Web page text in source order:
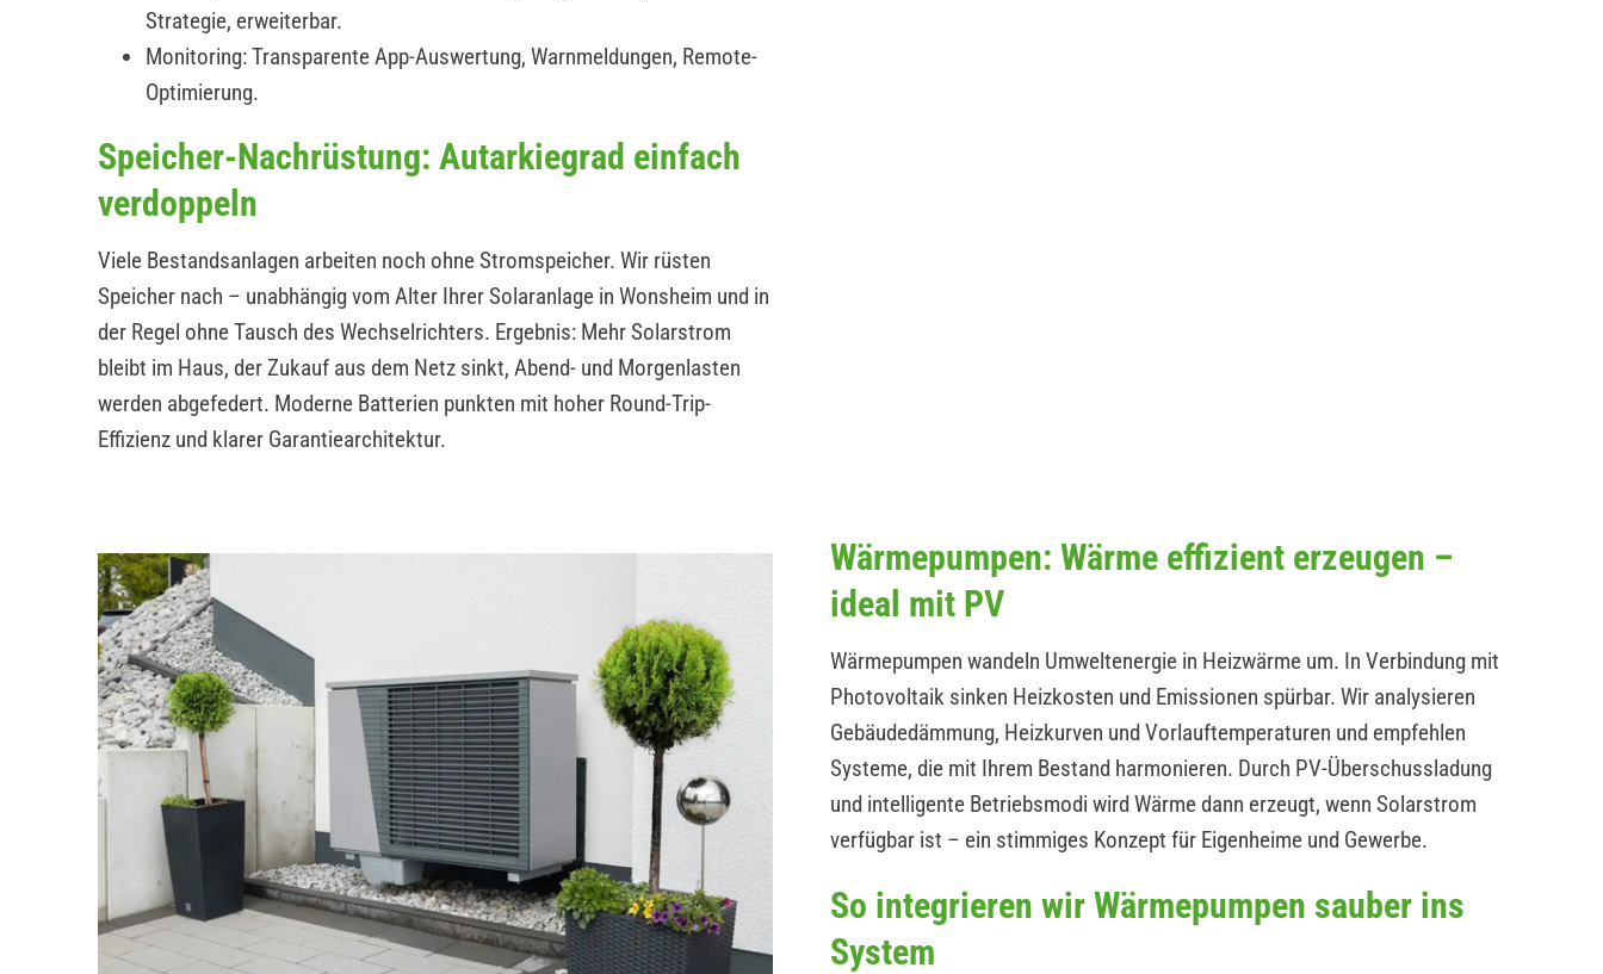
Strategie, erweiterbar.
Monitoring: Transparente App-Auswertung, Warnmeldungen, Remote-
Optimierung.
Speicher-Nachrüstung: Autarkiegrad einfach
verdoppeln
Viele Bestandsanlagen arbeiten noch ohne Stromspeicher. Wir rüsten
Speicher nach – unabhängig vom Alter Ihrer Solaranlage in Wonsheim und in
der Regel ohne Tausch des Wechselrichters. Ergebnis: Mehr Solarstrom
bleibt im Haus, der Zukauf aus dem Netz sinkt, Abend- und Morgenlasten
werden abgefedert. Moderne Batterien punkten mit hoher Round-Trip-
Effizienz und klarer Garantiearchitektur.
Wärmepumpen: Wärme effizient erzeugen –
ideal mit PV
Wärmepumpen wandeln Umweltenergie in Heizwärme um. In Verbindung mit
Photovoltaik sinken Heizkosten und Emissionen spürbar. Wir analysieren
Gebäudedämmung, Heizkurven und Vorlauftemperaturen und empfehlen
Systeme, die mit Ihrem Bestand harmonieren. Durch PV-Überschussladung
und intelligente Betriebsmodi wird Wärme dann erzeugt, wenn Solarstrom
verfügbar ist – ein stimmiges Konzept für Eigenheime und Gewerbe.
So integrieren wir Wärmepumpen sauber ins
System